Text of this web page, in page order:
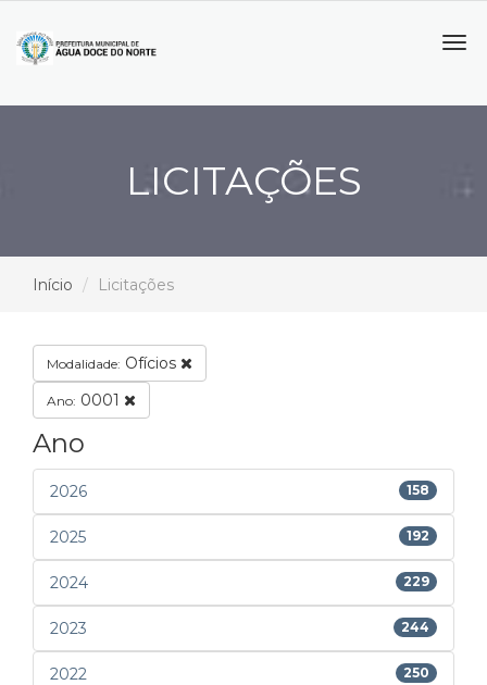
LICITAÇÕES
Início Licitações
Modalidade: Ofícios
Ano: 0001
Ano
2026 158
2025 192
2024 229
2023 244
2022 250